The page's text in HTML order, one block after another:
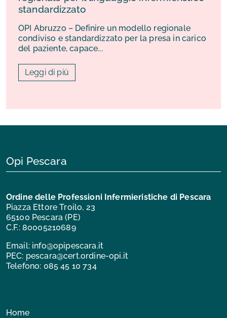
standardizzato
OPI Abruzzo – Definire un modello regionale
condiviso e standardizzato per la presa in carico
del paziente, capace...
Leggi di più
Opi Pescara
Ordine delle Professioni Infermieristiche di Pescara
Piazza Ettore Troilo, 23
65100 Pescara (PE)
C.F.: 80005210689
Email: info@opipescara.it
PEC: pescara@cert.ordine-opi.it
Telefono: 085 45 10 734
Home